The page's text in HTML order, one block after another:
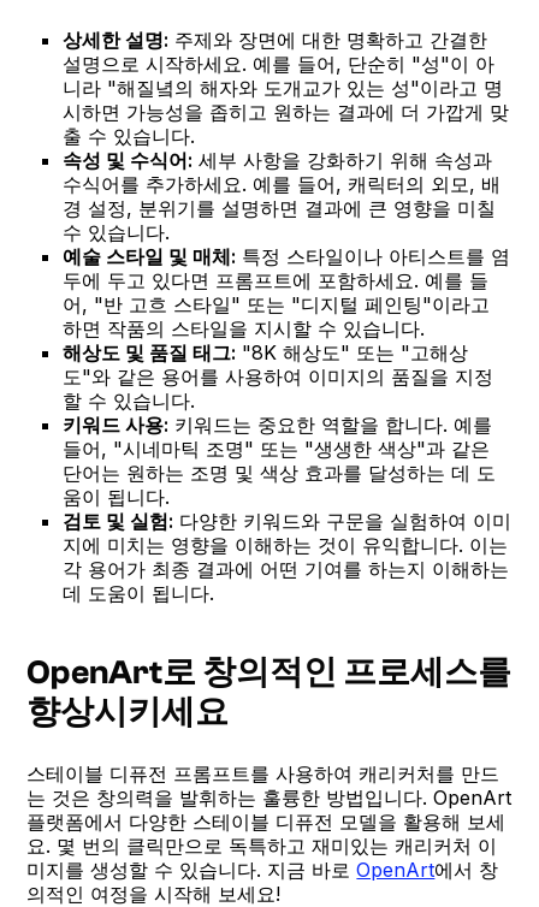
상세한 설명: 주제와 장면에 대한 명확하고 간결한
설명으로 시작하세요. 예를 들어, 단순히 "성"이 아
니라 "해질녘의 해자와 도개교가 있는 성"이라고 명
시하면 가능성을 좁히고 원하는 결과에 더 가깝게 맞
출 수 있습니다.
속성 및 수식어: 세부 사항을 강화하기 위해 속성과
수식어를 추가하세요. 예를 들어, 캐릭터의 외모, 배
경 설정, 분위기를 설명하면 결과에 큰 영향을 미칠
수 있습니다.
예술 스타일 및 매체: 특정 스타일이나 아티스트를 염
두에 두고 있다면 프롬프트에 포함하세요. 예를 들
어, "반 고흐 스타일" 또는 "디지털 페인팅"이라고
하면 작품의 스타일을 지시할 수 있습니다.
해상도 및 품질 태그: "8K 해상도" 또는 "고해상
도"와 같은 용어를 사용하여 이미지의 품질을 지정
할 수 있습니다.
키워드 사용: 키워드는 중요한 역할을 합니다. 예를
들어, "시네마틱 조명" 또는 "생생한 색상"과 같은
단어는 원하는 조명 및 색상 효과를 달성하는 데 도
움이 됩니다.
검토 및 실험: 다양한 키워드와 구문을 실험하여 이미
지에 미치는 영향을 이해하는 것이 유익합니다. 이는
각 용어가 최종 결과에 어떤 기여를 하는지 이해하는
데 도움이 됩니다.
OpenArt로 창의적인 프로세스를
향상시키세요
스테이블 디퓨전 프롬프트를 사용하여 캐리커처를 만드
는 것은 창의력을 발휘하는 훌륭한 방법입니다. OpenArt
플랫폼에서 다양한 스테이블 디퓨전 모델을 활용해 보세
요. 몇 번의 클릭만으로 독특하고 재미있는 캐리커처 이
미지를 생성할 수 있습니다. 지금 바로OpenArt에서 창
의적인 여정을 시작해 보세요!